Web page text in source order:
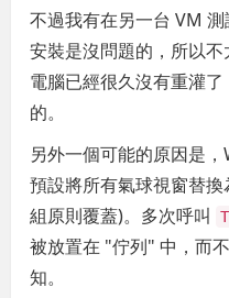
不過我有在另一台 VM
安裝是沒問題的，所以
電腦已經很久沒有重灌
的。
另外一個可能的原因是
預設將所有氣球視窗替
組原則覆蓋)。多次呼叫
被放置在 "佇列" 中，而
知。